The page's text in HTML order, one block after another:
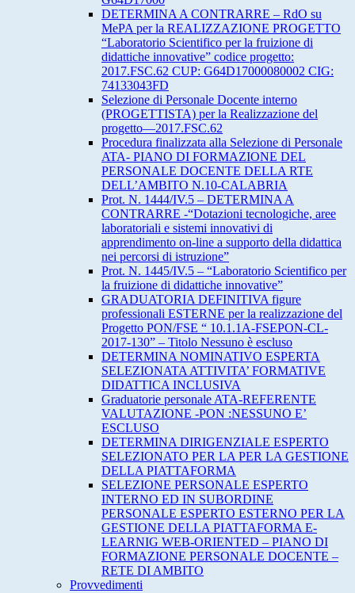
DETERMINA A CONTRARRE – RdO su
MePA per la REALIZZAZIONE PROGETTO
“Laboratorio Scientifico per la fruizione di
didattiche innovative” codice progetto:
2017.FSC.62 CUP: G64D17000080002 CIG:
74133043FD
Selezione di Personale Docente interno
(PROGETTISTA) per la Realizzazione del
progetto—2017.FSC.62
Procedura finalizzata alla Selezione di Personale
ATA- PIANO DI FORMAZIONE DEL
PERSONALE DOCENTE DELLA RTE
DELL’AMBITO N.10-CALABRIA
Prot. N. 1444/IV.5 – DETERMINA A
CONTRARRE -“Dotazioni tecnologiche, aree
laboratoriali e sistemi innovativi di
apprendimento on-line a supporto della didattica
nei percorsi di istruzione”
Prot. N. 1445/IV.5 – “Laboratorio Scientifico per
la fruizione di didattiche innovative”
GRADUATORIA DEFINITIVA figure
professionali ESTERNE per la realizzazione del
Progetto PON/FSE “ 10.1.1A-FSEPON-CL-
2017-130” – Titolo Nessuno è escluso
DETERMINA NOMINATIVO ESPERTA
SELEZIONATA ATTIVITA’ FORMATIVE
DIDATTICA INCLUSIVA
Graduatorie personale ATA-REFERENTE
VALUTAZIONE -PON :NESSUNO E’
ESCLUSO
DETERMINA DIRIGENZIALE ESPERTO
SELEZIONATO PER LA PER LA GESTIONE
DELLA PIATTAFORMA
SELEZIONE PERSONALE ESPERTO
INTERNO ED IN SUBORDINE
PERSONALE ESPERTO ESTERNO PER LA
GESTIONE DELLA PIATTAFORMA E-
LEARNIG WEB-ORIENTED – PIANO DI
FORMAZIONE PERSONALE DOCENTE –
RETE DI AMBITO
Provvedimenti